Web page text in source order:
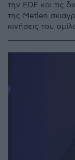
την EDF και τις
της Metlen
κινήσεις του